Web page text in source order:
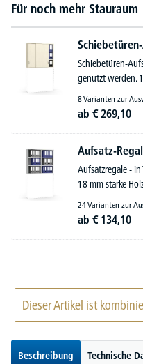
Für noch mehr Stauraum
Schiebetüren-
genutzt werden.
8 Varianten zur
ab € 269,10
Aufsatz-
Aufsatzregale -
18 mm starke
24 Varianten zur
ab € 134,10
Dieser Artikel ist
Beschreibung Technische